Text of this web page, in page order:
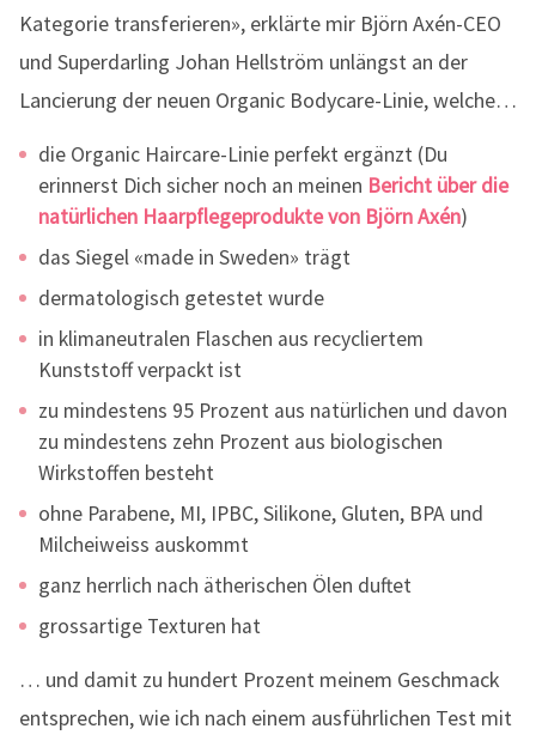
Kategorie transferieren», erklärte mir Björn Axén-CEO
und Superdarling Johan Hellström unlängst an der
Lancierung der neuen Organic Bodycare-Linie, welche…
die Organic Haircare-Linie perfekt ergänzt (Du
erinnerst Dich sicher noch an meinen Bericht über die
natürlichen Haarpflegeprodukte von Björn Axén)
das Siegel «made in Sweden» trägt
dermatologisch getestet wurde
in klimaneutralen Flaschen aus recycliertem
Kunststoff verpackt ist
zu mindestens 95 Prozent aus natürlichen und davon
zu mindestens zehn Prozent aus biologischen
Wirkstoffen besteht
ohne Parabene, MI, IPBC, Silikone, Gluten, BPA und
Milcheiweiss auskommt
ganz herrlich nach ätherischen Ölen duftet
grossartige Texturen hat
… und damit zu hundert Prozent meinem Geschmack
entsprechen, wie ich nach einem ausführlichen Test mit